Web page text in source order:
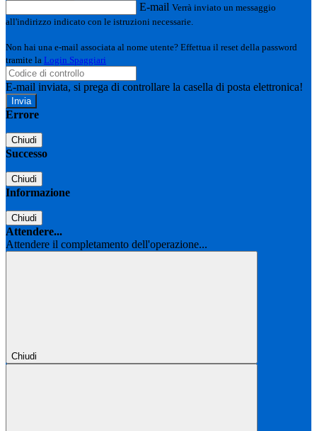
E-mail Verrà inviato un messaggio
all'indirizzo indicato con le istruzioni necessarie.
Non hai una e-mail associata al nome utente? Effettua il reset della password
tramite la Login Spaggiari
E-mail inviata, si prega di controllare la casella di posta elettronica!
Errore
Chiudi
Successo
Chiudi
Informazione
Chiudi
Attendere...
Attendere il completamento dell'operazione...
Chiudi